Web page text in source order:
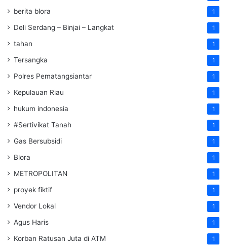
berita blora 1
Deli Serdang – Binjai – Langkat 1
tahan 1
Tersangka 1
Polres Pematangsiantar 1
Kepulauan Riau 1
hukum indonesia 1
#Sertivikat Tanah 1
Gas Bersubsidi 1
Blora 1
METROPOLITAN 1
proyek fiktif 1
Vendor Lokal 1
Agus Haris 1
Korban Ratusan Juta di ATM 1